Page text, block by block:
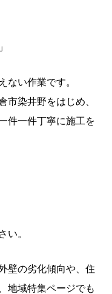
ない作業です。
市染井野をはじめ、
件一件丁寧に施工を
い。
壁の劣化傾向や、住
地域特集ページでも